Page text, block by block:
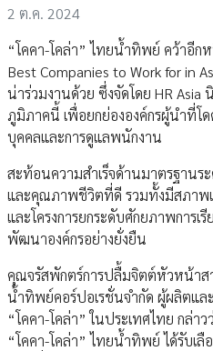
2 ต.ค. 2024
“โคคา-โคล่า” ไทยน้ำทิพย์ คว้าอีกห
Best Companies to Work for in
น่าร่วมงานด้วย ซึ่งจัดโดย HR
ภูมิภาคนี้ เพื่อยกย่ององค์กรผู้นำที่โ
บุคคลและการดูแลพนักงาน
สะท้อนความสำเร็จด้านมาตรฐานร
และคุณภาพชีวิตที่ดี รวมทั้งมีสภา
และโครงการยกระดับศักยภาพการเ
พัฒนาองค์กรอย่างยั่งยืน
คุณจรัสพักตร์การปลื้มจิตต์หัวหน้า
น้ำทิพย์คอร์ปอเรชั่นจำกัด ผู้ผลิตแล
“โคคา-โคล่า” ในประเทศไทย กล่า
“โคคา-โคล่า” ไทยน้ำทิพย์ ได้รับเ